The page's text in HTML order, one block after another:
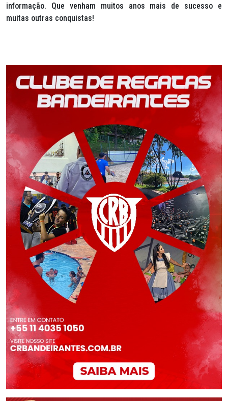
informação. Que venham muitos anos mais de sucesso e
muitas outras conquistas!